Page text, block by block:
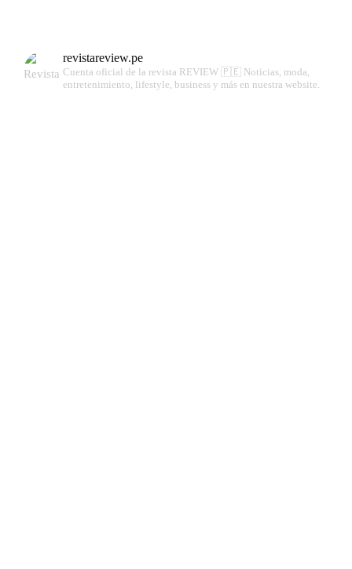
revistareview.pe
Cuenta oficial de la revista REVIEW 🇵🇪 Noticias, moda,
entretenimiento, lifestyle, business y más en nuestra website.